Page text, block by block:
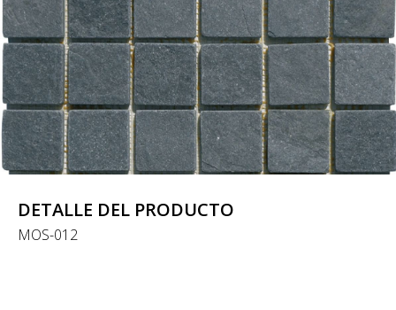
DETALLE DEL PRODUCTO
MOS-012